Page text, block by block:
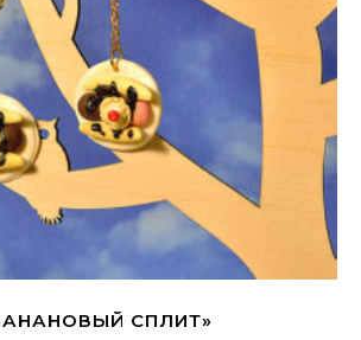
СПЛИТ»